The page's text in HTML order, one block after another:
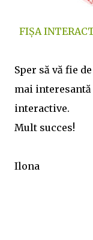
FIȘA
Sper să vă fie
mai
interactive.
Mult succes!
Ilona